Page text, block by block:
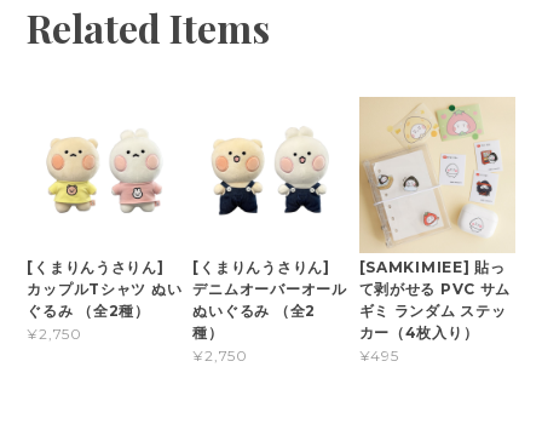
Related Items
[くまりんうさりん]
カップルTシャツ ぬい
ぐるみ （全2種）
¥2,750
[くまりんうさりん]
デニムオーバーオール
ぬいぐるみ （全2
種）
¥2,750
[SAMKIMIEE] 貼っ
て剥がせる PVC サム
ギミ ランダム ステッ
カー（4枚入り）
¥495